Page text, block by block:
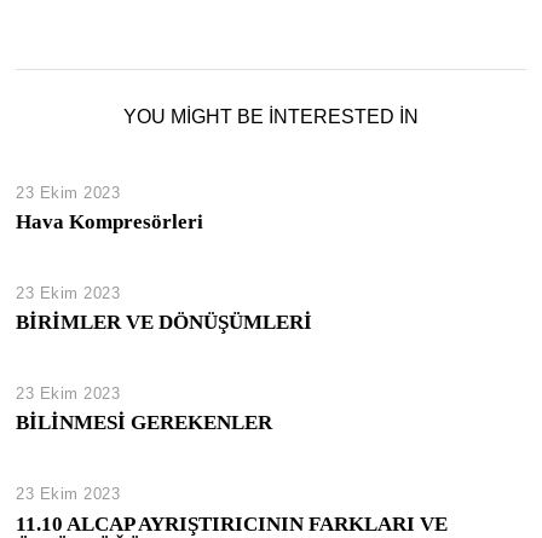
YOU MIGHT BE INTERESTED IN
23 Ekim 2023
Hava Kompresörleri
23 Ekim 2023
BİRİMLER VE DÖNÜŞÜMLERİ
23 Ekim 2023
BİLİNMESİ GEREKENLER
23 Ekim 2023
11.10 ALCAP AYRIŞTIRICININ FARKLARI VE